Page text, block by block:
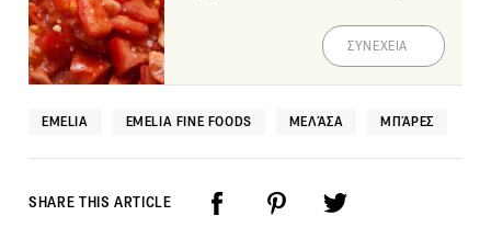
ΣΥΝΕΧΕΙΑ
EMELIA EMELIA FINE FOODS ΜΕΛΆΣΑ ΜΠΆΡΕΣ
SHARE THIS ARTICLE